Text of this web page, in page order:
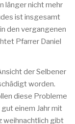
länger nicht mehr
ist insgesamt
den vergangenen
Pfarrer Daniel
der Selbener
worden.
diese Probleme
einem Jahr mit
weihnachtlich gibt